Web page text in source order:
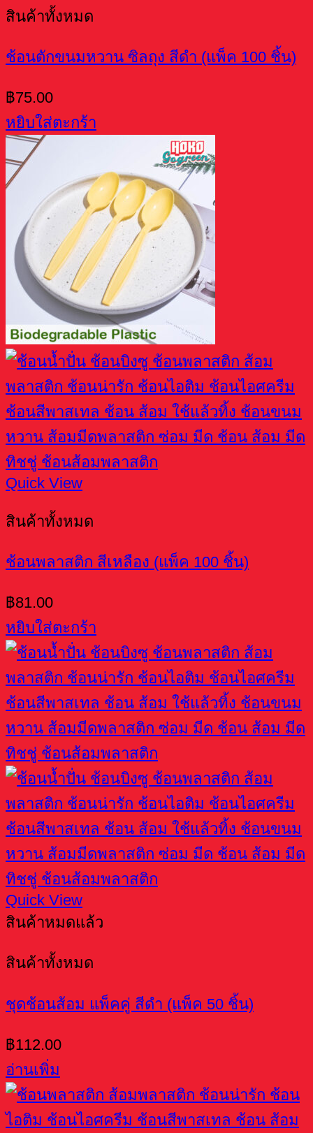
สินค้าทั้งหมด
ช้อนตักขนมหวาน ซิลถุง สีดำ (แพ็ค 100 ชิ้น)
฿75.00
หยิบใส่ตะกร้า
Quick View
สินค้าทั้งหมด
ช้อนพลาสติก สีเหลือง (แพ็ค 100 ชิ้น)
฿81.00
หยิบใส่ตะกร้า
Quick View
สินค้าหมดแล้ว
สินค้าทั้งหมด
ชุดช้อนส้อม แพ็คคู่ สีดำ (แพ็ค 50 ชิ้น)
฿112.00
อ่านเพิ่ม